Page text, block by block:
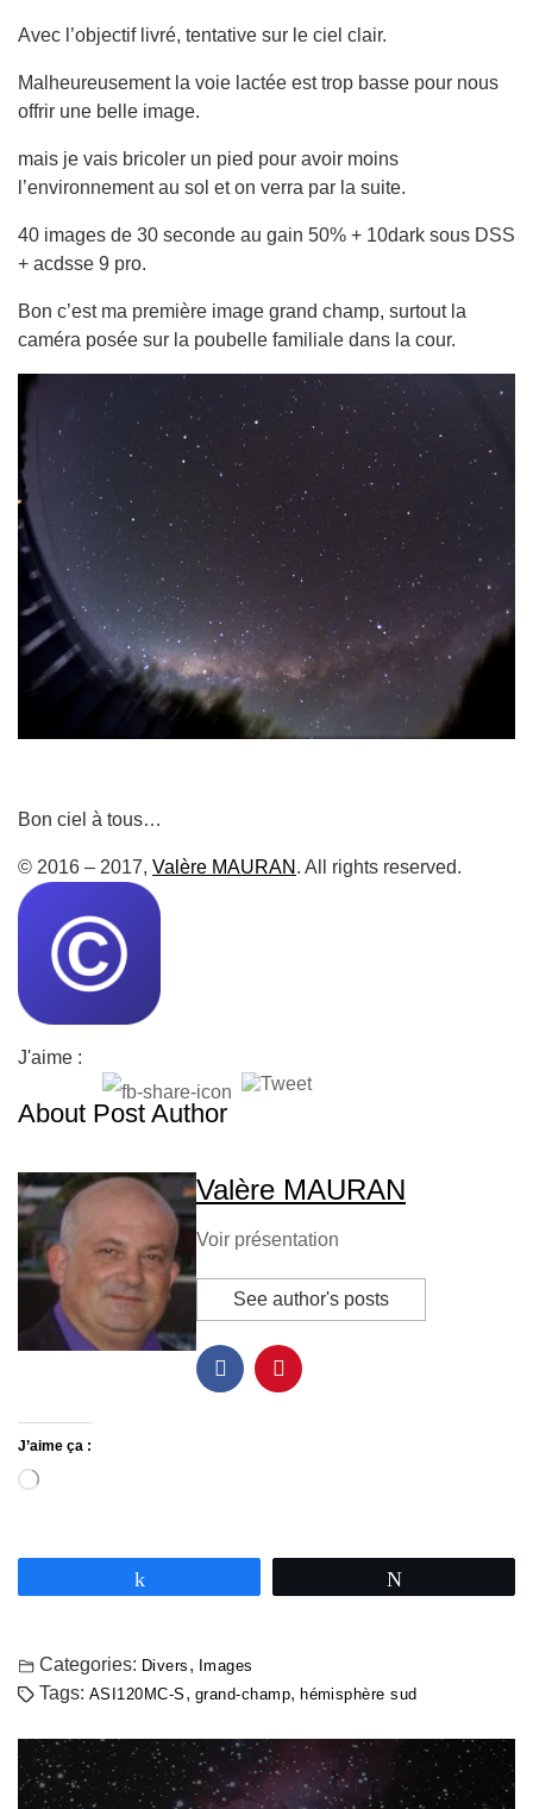
Avec l’objectif livré, tentative sur le ciel clair.
Malheureusement la voie lactée est trop basse pour nous
offrir une belle image.
mais je vais bricoler un pied pour avoir moins
l’environnement au sol et on verra par la suite.
40 images de 30 seconde au gain 50% + 10dark sous DSS
+ acdsse 9 pro.
Bon c’est ma première image grand champ, surtout la
caméra posée sur la poubelle familiale dans la cour.
Bon ciel à tous…
© 2016 – 2017, Valère MAURAN . All rights reserved.
J'aime :
About Post Author
Valère MAURAN
Voir présentation
See author's posts
J’aime ça :
Categories: Divers , Images
Tags: ASI120MC-S , grand-champ,hémisphère sud